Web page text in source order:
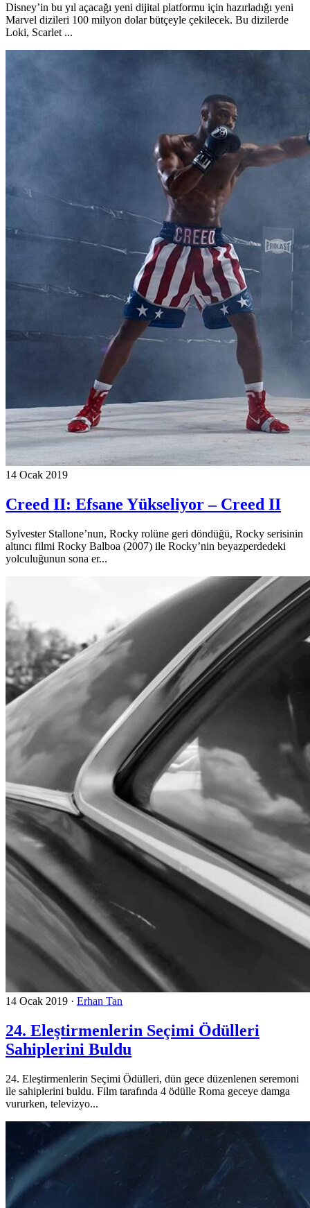
Disney’in bu yıl açacağı yeni dijital platformu için hazırladığı yeni
Marvel dizileri 100 milyon dolar bütçeyle çekilecek. Bu dizilerde
Loki, Scarlet ...
14 Ocak 2019
Creed II: Efsane Yükseliyor – Creed II
Sylvester Stallone’nun, Rocky rolüne geri döndüğü, Rocky serisinin
altıncı filmi Rocky Balboa (2007) ile Rocky’nin beyazperdedeki
yolculuğunun sona er...
14 Ocak 2019 · Erhan Tan
24. Eleştirmenlerin Seçimi Ödülleri
Sahiplerini Buldu
24. Eleştirmenlerin Seçimi Ödülleri, dün gece düzenlenen seremoni
ile sahiplerini buldu. Film tarafında 4 ödülle Roma geceye damga
vururken, televizyo...